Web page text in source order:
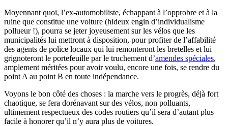
Moyennant quoi, l’ex-automobiliste, échappant à l’opprobre et à la
ruine que constitue une voiture (hideux engin d’individualisme
pollueur !), pourra se jeter joyeusement sur les vélos que les
municipalités lui mettront à disposition, pour profiter de l’affabilité
des agents de police locaux qui lui remonteront les bretelles et lui
grignoteront le portefeuille par le truchement d’amendes spéciales,
amplement méritées pour avoir voulu, encore une fois, se rendre du
point A au point B en toute indépendance.
Voyons le bon côté des choses : la marche vers le progrès, déjà fort
chaotique, se fera dorénavant sur des vélos, non polluants,
ultimement respectueux des codes routiers qu’il sera d’autant plus
facile à honorer qu’il n’y aura plus de voitures.